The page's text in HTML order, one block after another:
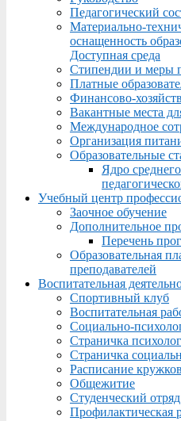
Педагогический
Материально-
оснащенность
Доступная среда
Стипендии и меры
Платные
Финансово-
Вакантные места
Международное
Организация
Образовательные
Ядро
Учебный центр
Заочное обучение
Дополнительное
Перечень
Образовательная
преподавателей
Воспитательная
Спортивный клуб
Воспитательная
Социально-
Страничка
Страничка
Расписание
Общежитие
Студенческий
Профилактическая